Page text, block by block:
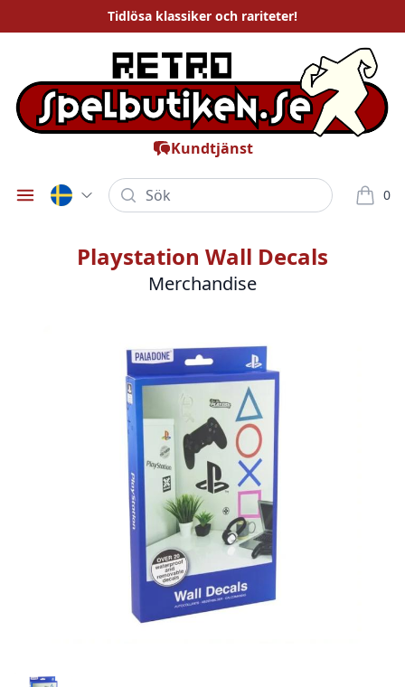
Tidlösa klassiker och rariteter!
Kundtjänst
Öppna meny
Sök 0
varor i
Playstation Wall Decals
Merchandise